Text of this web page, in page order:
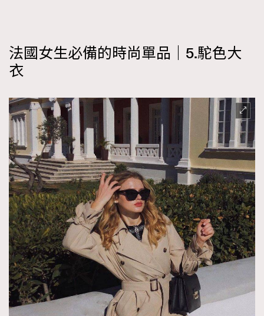
法國女生必備的時尚單品｜5.駝色大
衣